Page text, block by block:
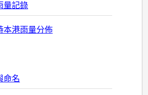
量記錄
本港雨量分佈
命名